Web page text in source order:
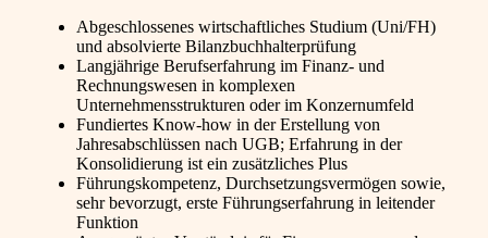
Abgeschlossenes wirtschaftliches Studium (Uni/FH)
und absolvierte Bilanzbuchhalterprüfung
Langjährige Berufserfahrung im Finanz- und
Rechnungswesen in komplexen
Unternehmensstrukturen oder im Konzernumfeld
Fundiertes Know-how in der Erstellung von
Jahresabschlüssen nach UGB; Erfahrung in der
Konsolidierung ist ein zusätzliches Plus
Führungskompetenz, Durchsetzungsvermögen sowie,
sehr bevorzugt, erste Führungserfahrung in leitender
Funktion